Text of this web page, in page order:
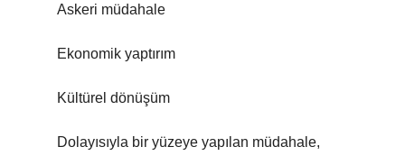
Askeri müdahale
Ekonomik yaptırım
Kültürel dönüşüm
Dolayısıyla bir yüzeye yapılan müdahale,